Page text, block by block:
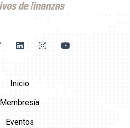
Inicio
Membresía
Eventos